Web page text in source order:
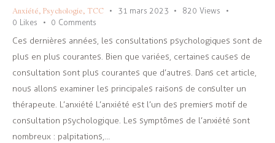
Anxiété, Psychologie, TCC 31 mars 2023 820 Views
0 Likes 0 Comments
Ces dernières années, les consultations psychologiques sont de
plus en plus courantes. Bien que variées, certaines causes de
consultation sont plus courantes que d’autres. Dans cet article,
nous allons examiner les principales raisons de consulter un
thérapeute. L’anxiété L’anxiété est l’un des premiers motif de
consultation psychologique. Les symptômes de l’anxiété sont
nombreux : palpitations,…